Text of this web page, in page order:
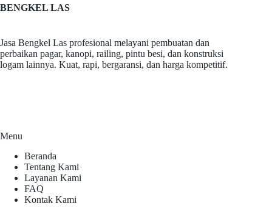
BENGKEL LAS
Jasa Bengkel Las profesional melayani pembuatan dan
perbaikan pagar, kanopi, railing, pintu besi, dan konstruksi
logam lainnya. Kuat, rapi, bergaransi, dan harga kompetitif.
Menu
Beranda
Tentang Kami
Layanan Kami
FAQ
Kontak Kami